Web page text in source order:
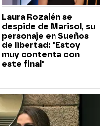
Laura Rozalén se
despide de Marisol, su
personaje en Sueños
de libertad: "Estoy
muy contenta con
este final"